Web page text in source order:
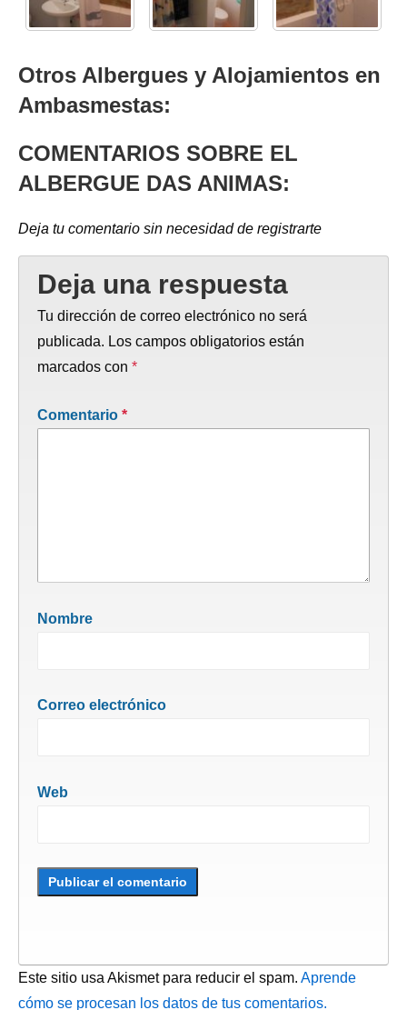
Otros Albergues y Alojamientos en
Ambasmestas:
COMENTARIOS SOBRE EL
ALBERGUE DAS ANIMAS:
Deja tu comentario sin necesidad de registrarte
Deja una respuesta
Tu dirección de correo electrónico no será
publicada. Los campos obligatorios están
marcados con *
Comentario *
Nombre
Correo electrónico
Web
Este sitio usa Akismet para reducir el spam. Aprende
cómo se procesan los datos de tus comentarios.